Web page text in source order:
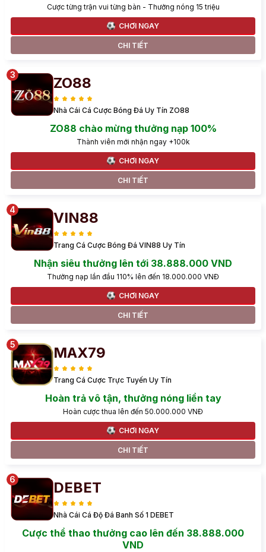
Cược từng trận vui từng bàn - Thưởng nóng 15 triệu
CHƠI NGAY
CHI TIẾT
ZO88
Nhà Cái Cá Cược Bóng Đá Uy Tín ZO88
ZO88 chào mừng thưởng nạp 100%
Thành viên mới nhận ngay +100k
CHƠI NGAY
CHI TIẾT
VIN88
Trang Cá Cược Bóng Đá VIN88 Uy Tín
Nhận siêu thưởng lên tới 38.888.000 VND
Thưởng nạp lần đầu 110% lên đến 18.000.000 VNĐ
CHƠI NGAY
CHI TIẾT
MAX79
Trang Cá Cược Trực Tuyến Uy Tín
Hoàn trả vô tận, thưởng nóng liền tay
Hoàn cược thua lên đến 50.000.000 VNĐ
CHƠI NGAY
CHI TIẾT
DEBET
Nhà Cái Cá Độ Đá Banh Số 1 DEBET
Cược thể thao thưởng cao lên đến 38.888.000
VND